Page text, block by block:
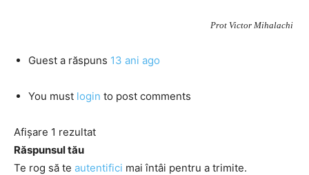
Prot Victor Mihalachi
Guest a răspuns 13 ani ago
You must login to post comments
Afișare 1 rezultat
Răspunsul tău
Te rog să te autentifici mai întâi pentru a trimite.